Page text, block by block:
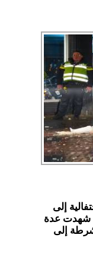
احتفالية إلى
شهدت عدة
إلى